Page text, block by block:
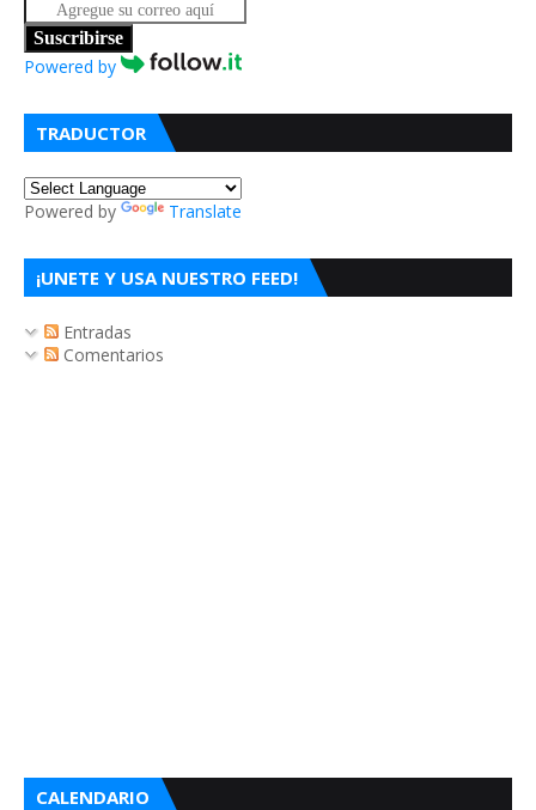
Suscribirse
Powered by
TRADUCTOR
Powered by Translate
¡UNETE Y USA NUESTRO FEED!
Entradas
Comentarios
CALENDARIO